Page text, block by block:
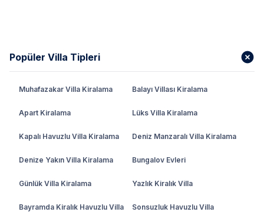
Popüler Villa Tipleri
Muhafazakar Villa Kiralama Balayı Villası Kiralama
Apart Kiralama Lüks Villa Kiralama
Kapalı Havuzlu Villa Kiralama Deniz Manzaralı Villa Kiralama
Denize Yakın Villa Kiralama Bungalov Evleri
Günlük Villa Kiralama Yazlık Kiralık Villa
Bayramda Kiralık Havuzlu Villa Sonsuzluk Havuzlu Villa